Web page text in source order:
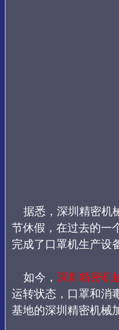
据悉， 深圳精密机
节休假 ，在过去的一
完成了口罩机生产设
如今， 深圳精密机
运转状态，口罩和消
基地的深圳精密机械